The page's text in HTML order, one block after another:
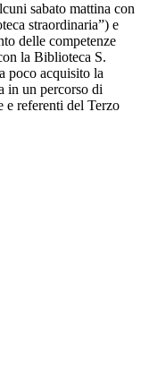
sabato mattina con
straordinaria”) e
delle competenze
la Biblioteca S.
poco acquisito la
in un percorso di
e referenti del Terzo